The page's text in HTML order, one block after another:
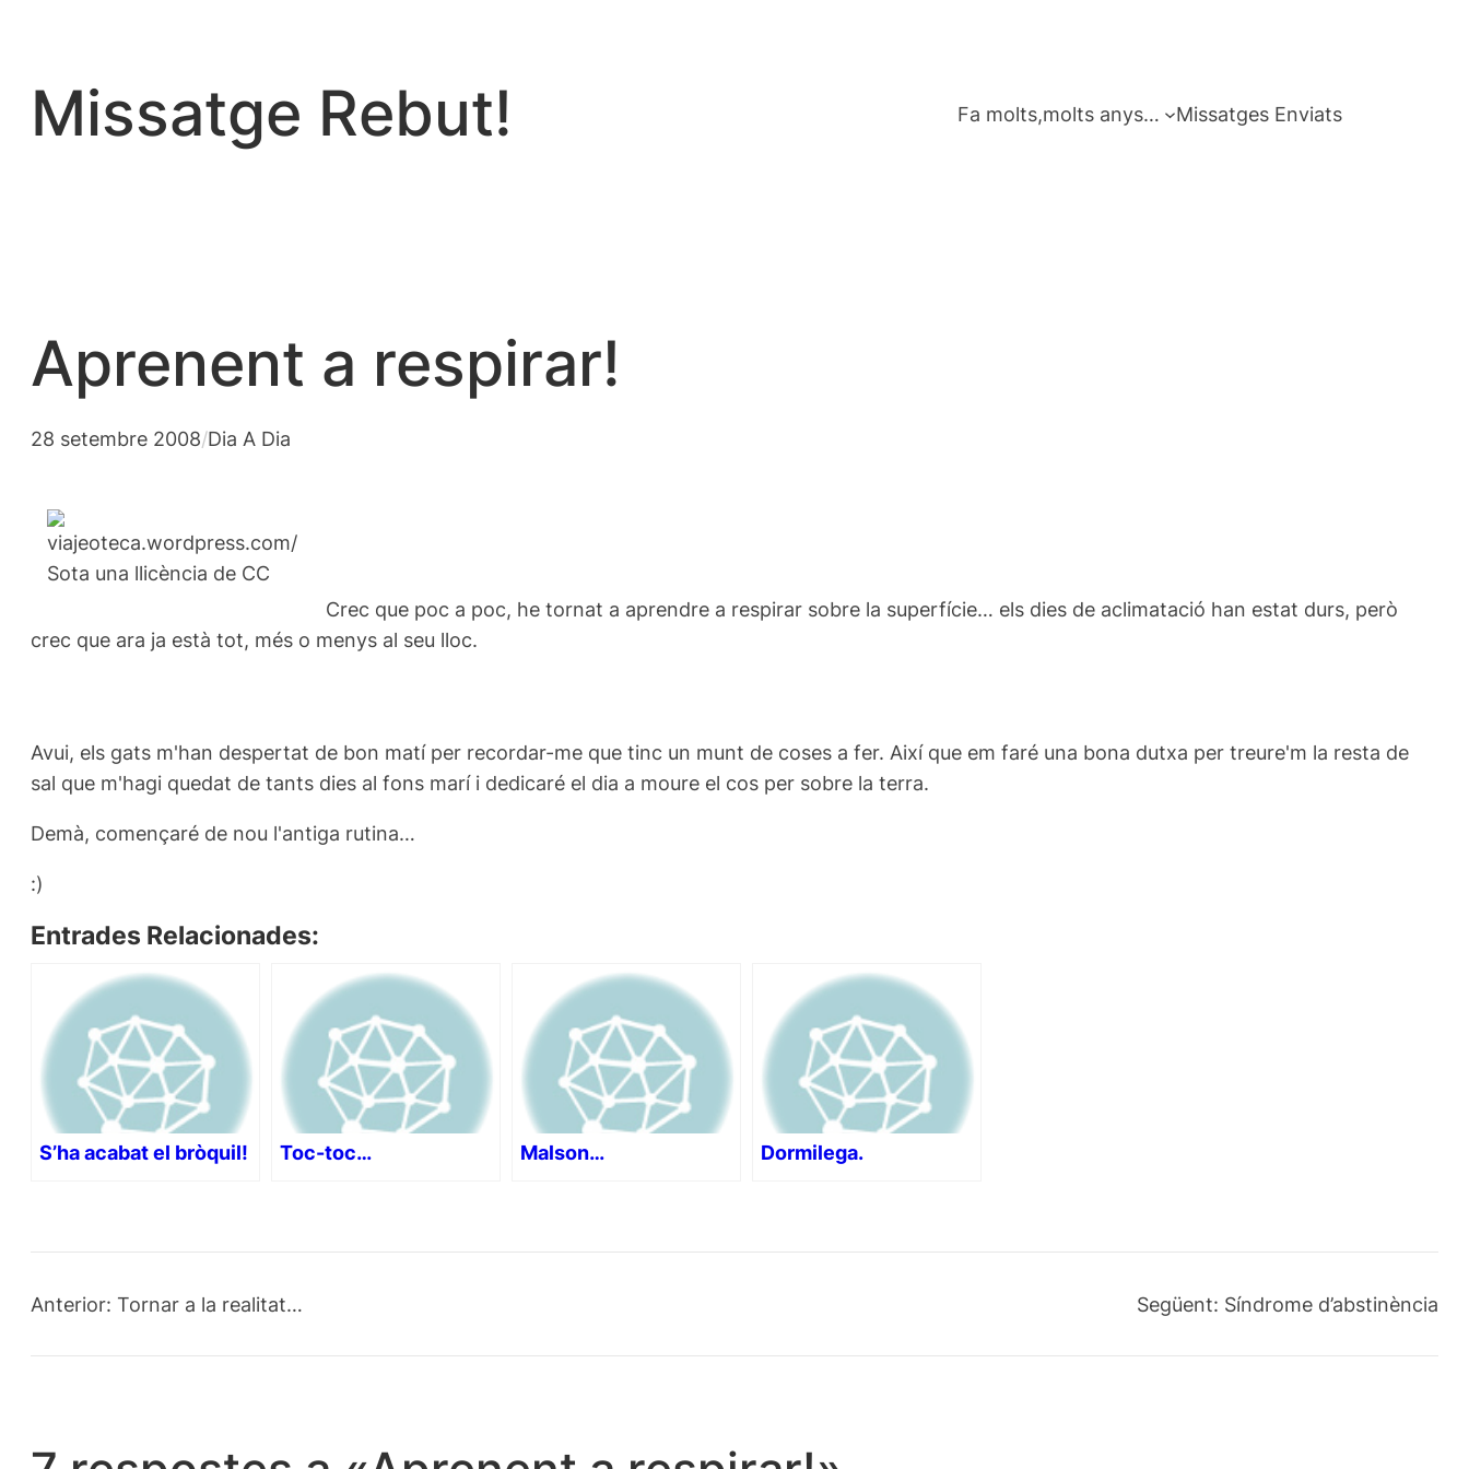
contingut
Missatge Rebut! Fa molts,molts anys… Missatges Enviats
Aprenent a respirar!
28 setembre 2008/Dia A Dia
Crec que poc a poc, he tornat a aprendre a respirar sobre la superfície… els dies de aclimatació han estat durs, però
crec que ara ja està tot, més o menys al seu lloc.
Avui, els gats m'han despertat de bon matí per recordar-me que tinc un munt de coses a fer. Així que em faré una bona dutxa per treure'm la resta de
sal que m'hagi quedat de tants dies al fons marí i dedicaré el dia a moure el cos per sobre la terra.
Demà, començaré de nou l'antiga rutina…
:)
Entrades Relacionades:
S’ha acabat el bròquil! Toc-toc… Malson… Dormilega.
Anterior: Tornar a la realitat… Següent: Síndrome d’abstinència